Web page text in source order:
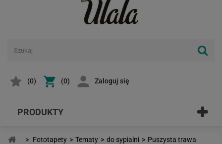
(0) (0) Zaloguj się
PRODUKTY
> Fototapety > Tematy > do sypialni > Puszysta trawa